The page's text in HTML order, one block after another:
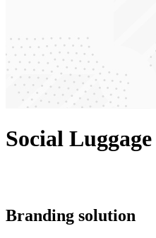
Social Luggage
Branding solution